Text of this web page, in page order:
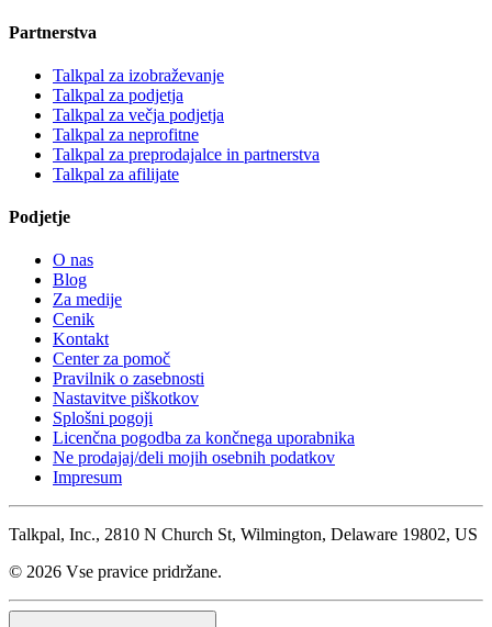
Partnerstva
Talkpal za izobraževanje
Talkpal za podjetja
Talkpal za večja podjetja
Talkpal za neprofitne
Talkpal za preprodajalce in partnerstva
Talkpal za afilijate
Podjetje
O nas
Blog
Za medije
Cenik
Kontakt
Center za pomoč
Pravilnik o zasebnosti
Nastavitve piškotkov
Splošni pogoji
Licenčna pogodba za končnega uporabnika
Ne prodajaj/deli mojih osebnih podatkov
Impresum
Talkpal, Inc., 2810 N Church St, Wilmington, Delaware 19802, US
© 2026 Vse pravice pridržane.